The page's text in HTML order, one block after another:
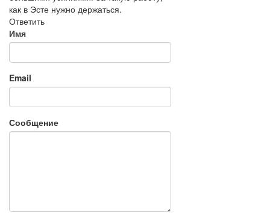
как в Эсте нужно держаться.
Ответить
Имя
Email
Сообщение